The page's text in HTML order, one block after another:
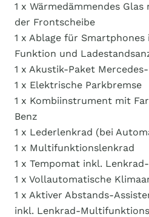
1 x Wärmedämmendes
der Frontscheibe
1 x Ablage für
Funktion und
1 x Akustik-Paket
1 x Elektrische Parkbremse
1 x Kombiinstrument mit
Benz
1 x Lederlenkrad (bei
1 x Multifunktionslenkrad
1 x Tempomat inkl.
1 x Vollautomatische
1 x Aktiver Abstands-
inkl. Lenkrad-